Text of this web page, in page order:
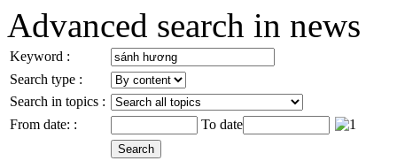
Advanced search in news
Keyword :
Search type :
Search in topics :
From date: :
To date